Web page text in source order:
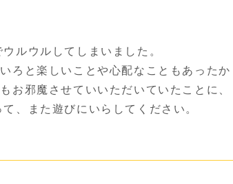
ルウルしてしまいました。
ろと楽しいことや心配なこともあったか
お邪魔させていいただいていたことに、
、また遊びにいらしてください。